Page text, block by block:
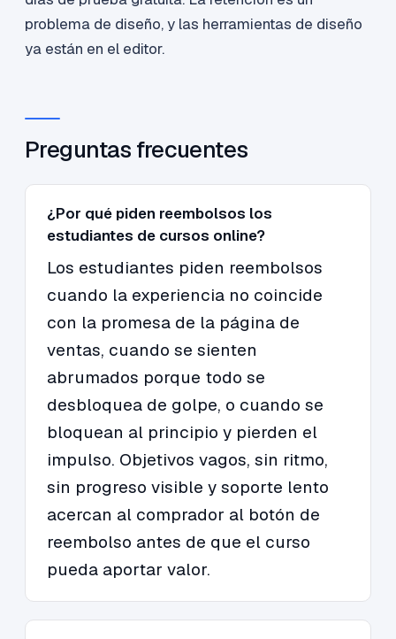
problema de diseño, y las herramientas de diseño
ya están en el editor.
Preguntas frecuentes
¿Por qué piden reembolsos los
estudiantes de cursos online?
Los estudiantes piden reembolsos
cuando la experiencia no coincide
con la promesa de la página de
ventas, cuando se sienten
abrumados porque todo se
desbloquea de golpe, o cuando se
bloquean al principio y pierden el
impulso. Objetivos vagos, sin ritmo,
sin progreso visible y soporte lento
acercan al comprador al botón de
reembolso antes de que el curso
pueda aportar valor.